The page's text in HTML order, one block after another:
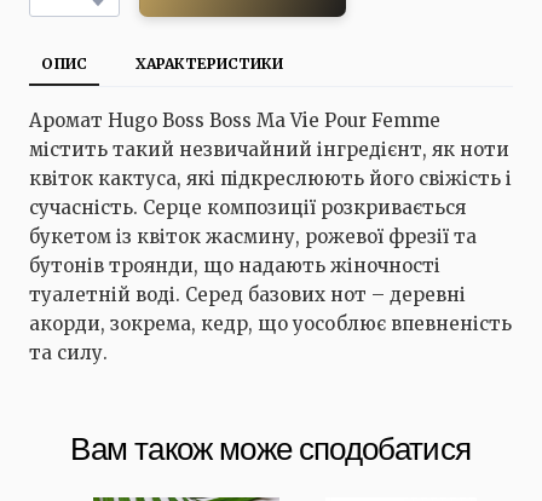
ОПИС ХАРАКТЕРИСТИКИ
Аромат Hugo Boss Boss Ma Vie Pour Femme
містить такий незвичайний інгредієнт, як ноти
квіток кактуса, які підкреслюють його свіжість і
сучасність. Серце композиції розкривається
букетом із квіток жасмину, рожевої фрезії та
бутонів троянди, що надають жіночності
туалетній воді. Серед базових нот – деревні
акорди, зокрема, кедр, що уособлює впевненість
та силу.
Вам також може сподобатися